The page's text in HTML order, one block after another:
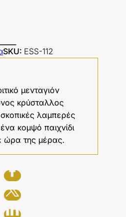
SKU: ESS-112
μενταγιόν
κρύσταλλος
λαμπερές
κομψό παιχνίδι
ώρα της μέρας.